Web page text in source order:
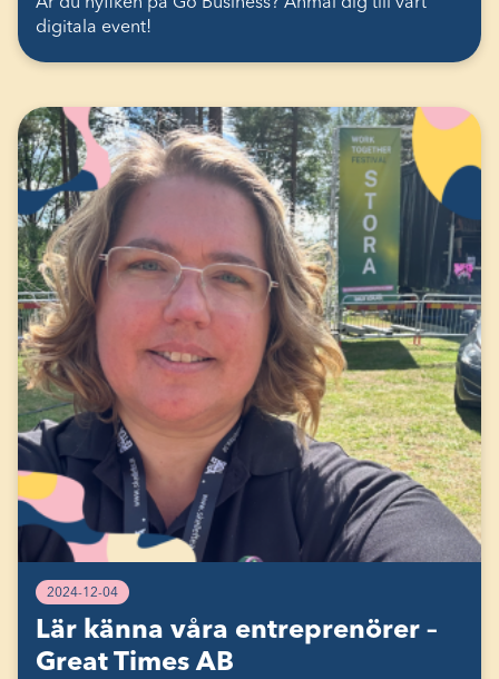
digitala event!
2024-12-04
Lär känna våra entreprenörer –
Great Times AB